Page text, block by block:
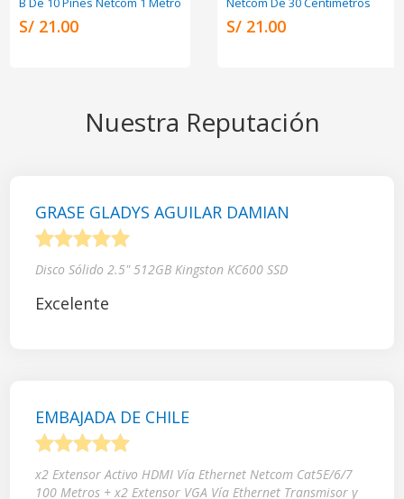
S/ 21.00 S/ 21.00
Nuestra Reputación
GRASE GLADYS AGUILAR DAMIAN
Disco Sólido 2.5" 512GB Kingston KC600 SSD
Excelente
EMBAJADA DE CHILE
x2 Extensor Activo HDMI Vía Ethernet Netcom Cat5E/6/7
100 Metros + x2 Extensor VGA Vía Ethernet Transmisor y